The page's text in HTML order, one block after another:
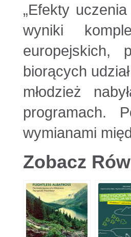
„Efekty
wyniki
europejskich,
biorących
młodzież
programach.
wymianami
Zobacz